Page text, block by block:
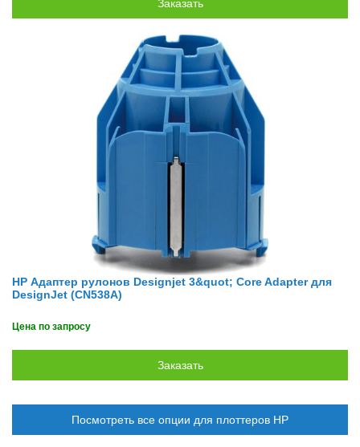
HP Адаптер рулонов Designjet 3&quot; Core Adapter для
DesignJet (CN538A)
Цена по запросу
Посмотреть все опции для плоттеров HP